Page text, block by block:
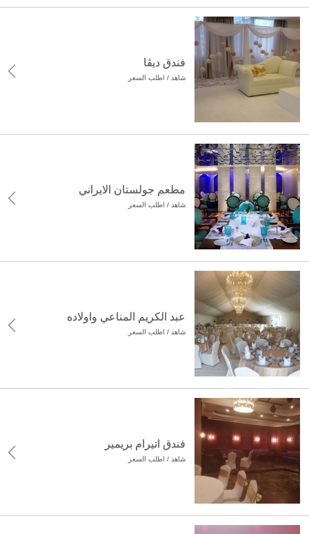
فندق ديڤا
شاهد / اطلب السعر
مطعم جولستان الايراني
شاهد / اطلب السعر
عبد الكريم المناعي واولاده
شاهد / اطلب السعر
فندق اتيرام بريمير
شاهد / اطلب السعر